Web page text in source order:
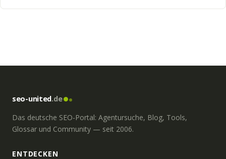
seo-united.de
Das deutsche SEO-Portal: Agentursuche, Blog, Tools,
Glossar und Community — seit 2006.
ENTDECKEN